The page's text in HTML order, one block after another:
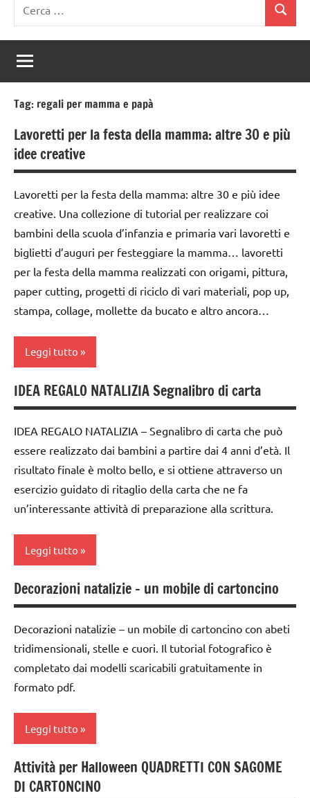
per:
Cerca
Tag: regali per mamma e papà
Lavoretti per la festa della mamma: altre 30 e più
idee creative
Lavoretti per la festa della mamma: altre 30 e più idee
creative. Una collezione di tutorial per realizzare coi
bambini della scuola d’infanzia e primaria vari lavoretti e
biglietti d’auguri per festeggiare la mamma… lavoretti
per la festa della mamma realizzati con origami, pittura,
paper cutting, progetti di riciclo di vari materiali, pop up,
stampa, collage, mollette da bucato e altro ancora…
Leggi tutto
classi
1a-5a
da 0
a 3
anni
dai
3 ai
anni
della
mamma
FESTE
DELL'ANNO
LAVORETTI
raccolte
di links
a tema
STAGIONI
IDEA REGALO NATALIZIA Segnalibro di carta
IDEA REGALO NATALIZIA – Segnalibro di carta che può
essere realizzato dai bambini a partire dai 4 anni d’età. Il
risultato finale è molto bello, e si ottiene attraverso un
esercizio guidato di ritaglio della carta che ne fa
un’interessante attività di preparazione alla scrittura.
Leggi tutto
carta
DELL'ANNO
GUIDA
DIDATTICA
MONTESSORI
lavoretti
per
Natale
Decorazioni natalizie – un mobile di cartoncino
Decorazioni natalizie – un mobile di cartoncino con abeti
tridimensionali, stelle e cuori. Il tutorial fotografico è
completato dai modelli scaricabili gratuitamente in
formato pdf.
Leggi tutto
carta
Attività per Halloween QUADRETTI CON SAGOME
DI CARTONCINO